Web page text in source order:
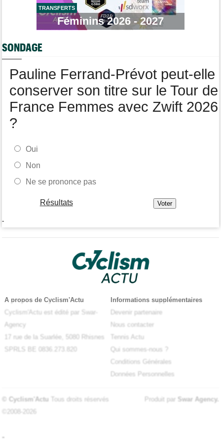
Tour de Pologne
Bart Lemmen fait coup double sur la 4e étape, UAE déçoit !
pour 1 an
Felix Gall remporte la 3e étape et prend les commandes du
général
TRANSFERTS
Féminins 2026 - 2027
SONDAGE
Pauline Ferrand-Prévot peut-elle
conserver son titre sur le Tour de
France Femmes avec Zwift 2026
?
Oui
Non
Ne se prononce pas
Résultats
-
A propos de Cyclism'Actu
Cyclism'Actu est édité par Swar-
Agency
17 rue de la Suarlée, 5080 Rhisnes
SPRLS BE 0836.273.820
Informations supplémentaires
Devenir partenaire
Nous contacter
Tennis Actu
Qui sommes-nous ?
Conditions Générales
Données Personnelles
© Cyclism'Actu Tous droits réservés
©2008-2026
Produit par Swar Agency.
-